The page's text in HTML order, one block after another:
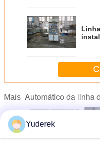
de
MaisAutomático da linha
Yuderek